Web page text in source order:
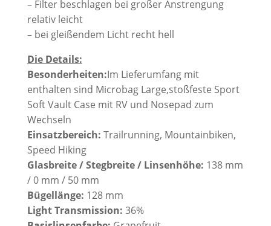
– Filter beschlagen bei großer Anstrengung
relativ leicht
– bei gleißendem Licht recht hell
Die Details:
Besonderheiten:Im Lieferumfang mit
enthalten sind Microbag Large,stoßfeste Sport
Soft Vault Case mit RV und Nosepad zum
Wechseln
Einsatzbereich: Trailrunning, Mountainbiken,
Speed Hiking
Glasbreite / Stegbreite / Linsenhöhe: 138 mm
/ 0 mm / 50 mm
Bügellänge: 128 mm
Light Transmission: 36%